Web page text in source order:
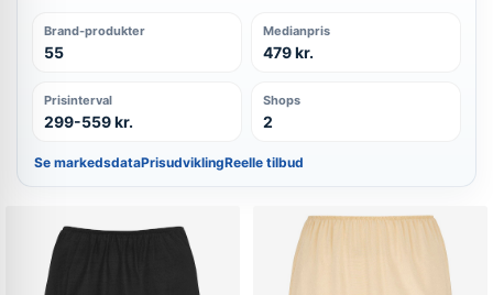
Brand-produkter
55
Medianpris
479 kr.
Prisinterval
299-559 kr.
Shops
2
Se markedsdataPrisudviklingReelle tilbud